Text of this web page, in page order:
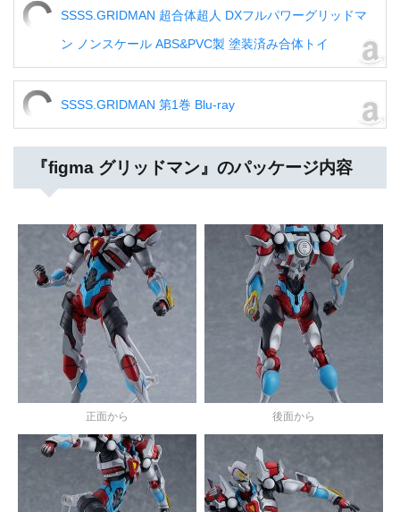
SSSS.GRIDMAN 超合体超人 DXフルパワーグリッドマ
ン ノンスケール ABS&PVC製 塗装済み合体トイ
SSSS.GRIDMAN 第1巻 Blu-ray
『figma グリッドマン』のパッケージ内容
正面から 後面から